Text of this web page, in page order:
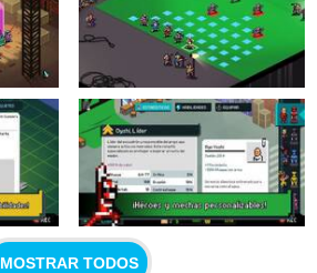
MOSTRAR TODOS